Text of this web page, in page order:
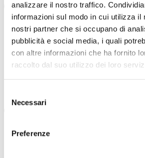
analizzare il nostro traffico.
informazioni sul modo in cui utilizza il
nostri partner che si occupano di
pubblicità e social media, i quali
con altre informazioni che ha fornito
raccolto dal suo utilizzo dei loro
delNecessari
Preferenze
GRAVEL STRADA |27-12-2024
BIXXIS, L’ATELIER ARTIGIANALE DELLE
(STRADA E GRAVEL) SU MISURA
Il gravel riporta in primo piano l’acciaio e noi ne
con Doriano De Rosa, fondatore del marchio Bixxis.